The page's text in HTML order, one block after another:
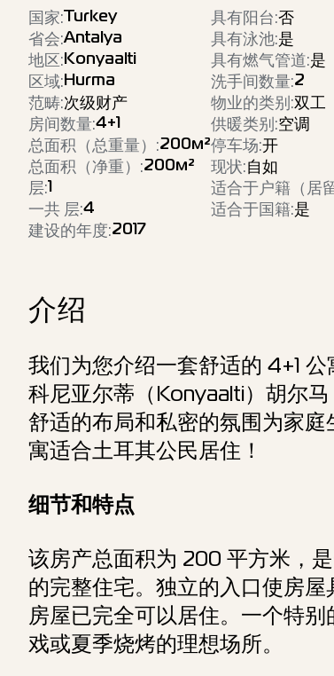
国家: Turkey
省会:Antalya
地区 : Konyaalti
区域: Hurma
范畴:次级财产
房间数量:4+1
总面积（总重量） :200м²
总面积（净重） :200м²
层:
一共 层:4
建设的年度:2017
具有阳台:否
具有泳池:是
具有燃气管道:是
洗手间数量:2
物业的类别 :双工
供暖类别 :空调
停车场:开
现状: 自如
适合于户籍（居
适合于国籍:是
介绍
我们为您介绍一套舒适的 4+1
科尼亚尔蒂（Konyaalti）胡尔
舒适的布局和私密的氛围为家
寓适合土耳其公民居住！
细节和特点
该房产总面积为 200 平方米，
的完整住宅。独立的入口使房
房屋已完全可以居住。一个特
戏或夏季烧烤的理想场所。